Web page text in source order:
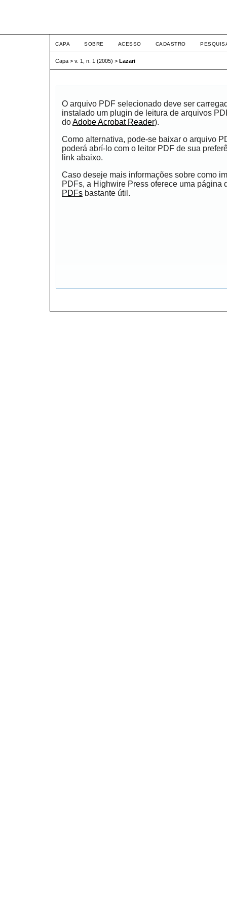
CAPA SOBRE ACESSO CADASTRO
Capa > v. 1, n. 1 (2005) > Lazari
O arquivo PDF selecionado deve ser
instalado um plugin de leitura de arquivos
doAdobe Acrobat Reader).
Como alternativa, pode-se baixar o arquivo
poderá abrí-lo com o leitor PDF de sua
link abaixo.
Caso deseje mais informações sobre como
PDFs, a Highwire Press oferece uma página
PDFs bastante útil.